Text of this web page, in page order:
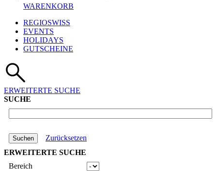
WARENKORB
REGIOSWISS
EVENTS
HOLIDAYS
GUTSCHEINE
ERWEITERTE SUCHE
SUCHE
Zurücksetzen
ERWEITERTE SUCHE
Bereich